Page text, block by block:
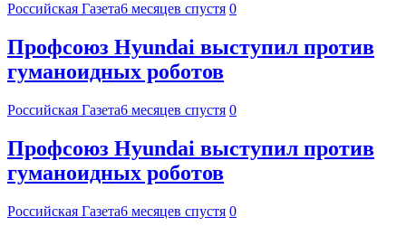
Российская Газета6 месяцев спустя 0
Профсоюз Hyundai выступил против
гуманоидных роботов
Российская Газета6 месяцев спустя 0
Профсоюз Hyundai выступил против
гуманоидных роботов
Российская Газета6 месяцев спустя 0